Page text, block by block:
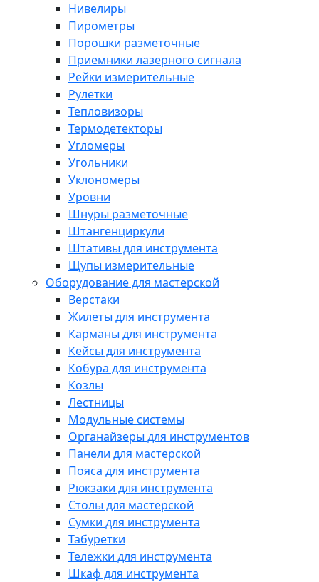
Нивелиры
Пирометры
Порошки разметочные
Приемники лазерного сигнала
Рейки измерительные
Рулетки
Тепловизоры
Термодетекторы
Угломеры
Угольники
Уклономеры
Уровни
Шнуры разметочные
Штангенциркули
Штативы для инструмента
Щупы измерительные
Оборудование для мастерской
Верстаки
Жилеты для инструмента
Карманы для инструмента
Кейсы для инструмента
Кобура для инструмента
Козлы
Лестницы
Модульные системы
Органайзеры для инструментов
Панели для мастерской
Пояса для инструмента
Рюкзаки для инструмента
Столы для мастерской
Сумки для инструмента
Табуретки
Тележки для инструмента
Шкаф для инструмента